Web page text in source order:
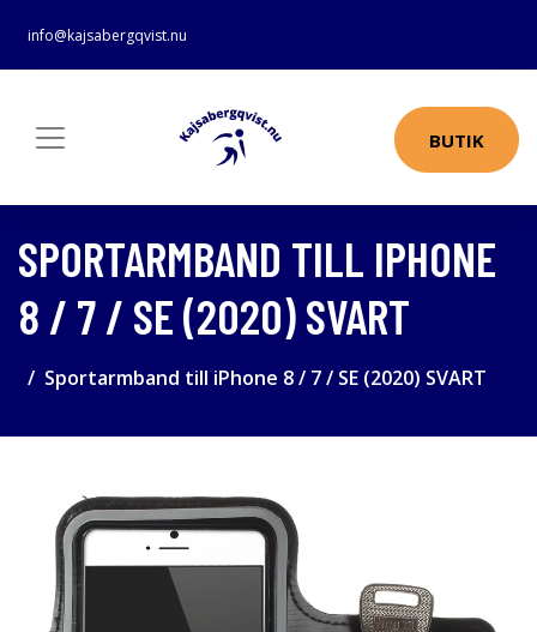
info@kajsabergqvist.nu
BUTIK
SPORTARMBAND TILL IPHONE
8 / 7 / SE (2020) SVART
Sportarmband till iPhone 8 / 7 / SE (2020) SVART